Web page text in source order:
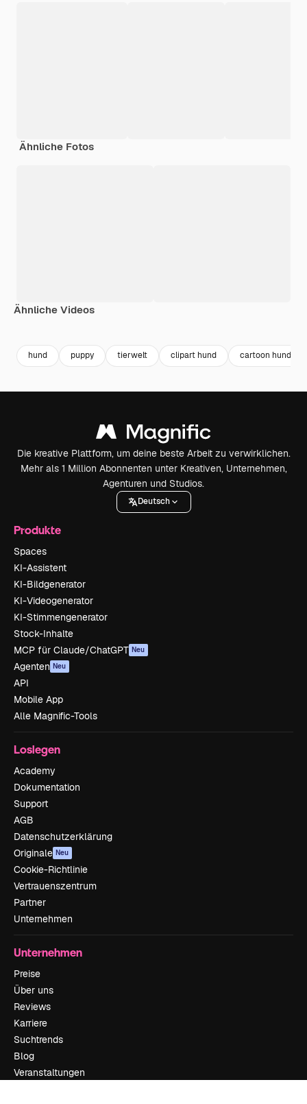
Ähnliche Fotos
Ähnliche Videos
hund puppy tierwelt clipart hund cartoon hund
Die kreative Plattform, um deine beste Arbeit zu verwirklichen.
Mehr als 1 Million Abonnenten unter Kreativen, Unternehmen,
Agenturen und Studios.
Deutsch
Produkte
Spaces
KI-Assistent
KI-Bildgenerator
KI-Videogenerator
KI-Stimmengenerator
Stock-Inhalte
MCP für Claude/ChatGPT Neu
Agenten Neu
API
Mobile App
Alle Magnific-Tools
Loslegen
Academy
Dokumentation
Support
AGB
Datenschutzerklärung
Originale Neu
Cookie-Richtlinie
Vertrauenszentrum
Partner
Unternehmen
Unternehmen
Preise
Über uns
Reviews
Karriere
Suchtrends
Blog
Veranstaltungen